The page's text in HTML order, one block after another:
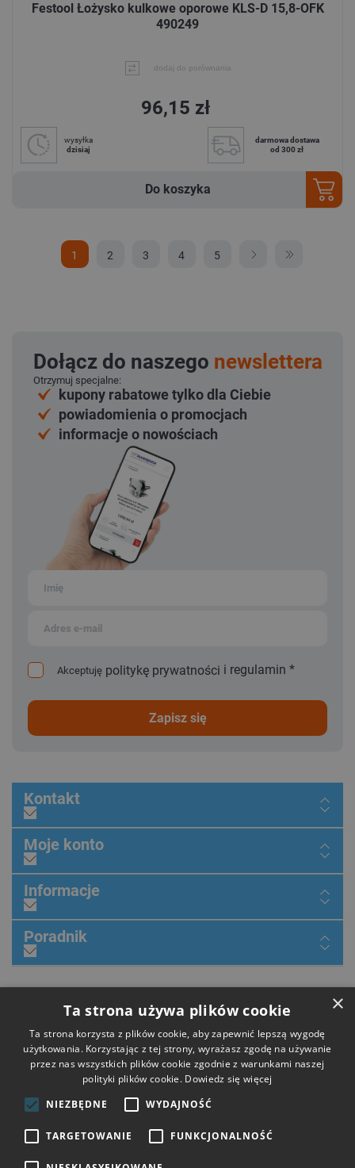
Festool Łożysko kulkowe oporowe KLS-D 15,8-OFK
490249
dodaj do porównania
96,15 zł
wysyłka
dzisiaj
darmowa dostawa
od 300 zł
Do koszyka
1 2 3 4 5
Dołącz do naszego newslettera
Otrzymuj specjalne:
kupony rabatowe tylko dla Ciebie
powiadomienia o promocjach
informacje o nowościach
Akceptuję politykę prywatności i regulamin *
zapisz się
Kontakt
Moje konto
Informacje
Poradnik
×
Ta strona używa plików cookie
Ta strona korzysta z plików cookie, aby zapewnić lepszą wygodę
użytkowania. Korzystając z tej strony, wyrażasz zgodę na używanie
przez nas wszystkich plików cookie zgodnie z warunkami naszej
polityki plików cookie. Dowiedz się więcej
NIEZBĘDNE
WYDAJNOŚĆ
TARGETOWANIE FUNKCJONALNOŚĆ